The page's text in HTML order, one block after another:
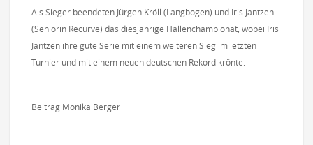
Als Sieger beendeten Jürgen Kröll (Langbogen) und Iris Jantzen
(Seniorin Recurve) das diesjährige Hallenchampionat, wobei Iris
Jantzen ihre gute Serie mit einem weiteren Sieg im letzten
Turnier und mit einem neuen deutschen Rekord krönte.
Beitrag Monika Berger